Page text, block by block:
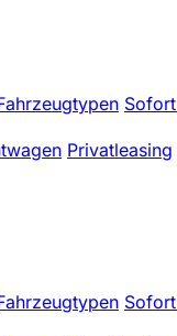
Privatleasing